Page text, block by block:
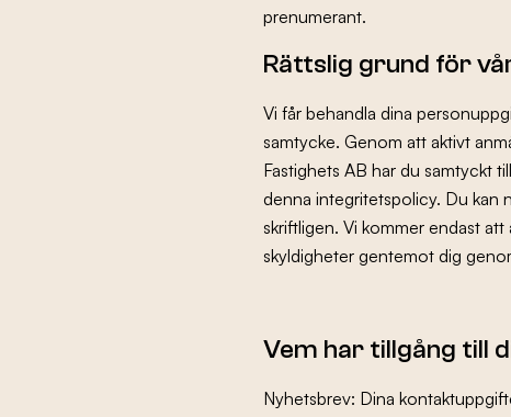
prenumerant.
Rättslig grund för
Vi får behandla dina
samtycke. Genom att aktivt
Fastighets AB har du samtyckt
denna integritetspolicy. Du kan
skriftligen. Vi kommer endast
skyldigheter gentemot dig
Vem har tillgång till
Nyhetsbrev: Dina